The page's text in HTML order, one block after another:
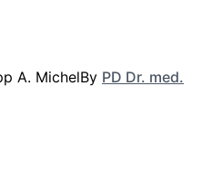
By PD Dr. med.